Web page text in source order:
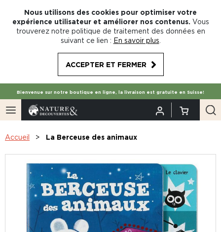
Nous utilisons des cookies pour optimiser votre
expérience utilisateur et améliorer nos contenus. Vous
trouverez notre politique de traitement des données en
suivant ce lien : En savoir plus
ACCEPTER ET FERMER
Bienvenue sur notre boutique en ligne, la livraison est gratuite en Suisse!
Accueil La Berceuse des animaux